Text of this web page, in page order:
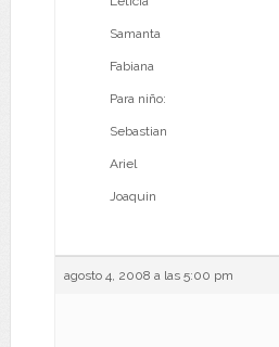
Samanta
Fabiana
Para niño:
Sebastian
Ariel
Joaquin
agosto 4, 2008 a las 5:00 pm